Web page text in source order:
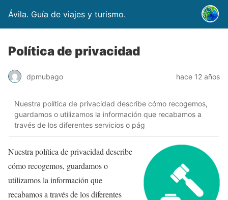
Ávila. Guía de viajes y turismo.
Política de privacidad
dpmubago hace 12 años
Nuestra política de privacidad describe cómo recogemos,
guardamos o utilizamos la información que recabamos a
través de los diferentes servicios o pág
Nuestra política de privacidad describe
cómo recogemos, guardamos o
utilizamos la información que
recabamos a través de los diferentes